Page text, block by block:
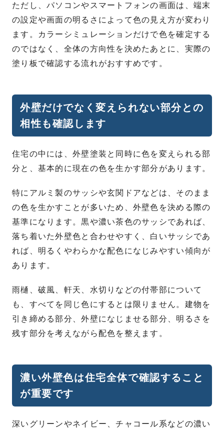
ただし、パソコンやスマートフォンの画面は、端末
の設定や画面の明るさによって色の見え方が変わり
ます。カラーシミュレーションだけで色を確定する
のではなく、全体の方向性を決めたあとに、実際の
塗り板で確認する流れがおすすめです。
外壁だけでなく変えられない部分との
相性も確認します
住宅の中には、外壁塗装と同時に色を変えられる部
分と、基本的に現在の色を生かす部分があります。
特にアルミ製のサッシや玄関ドアなどは、そのまま
の色を生かすことが多いため、外壁色を決める際の
基準になります。黒や濃い茶色のサッシであれば、
落ち着いた外壁色と合わせやすく、白いサッシであ
れば、明るくやわらかな配色になじみやすい傾向が
あります。
雨樋、破風、軒天、水切りなどの付帯部について
も、すべてを同じ色にするとは限りません。建物を
引き締める部分、外壁になじませる部分、明るさを
残す部分を考えながら配色を整えます。
濃い外壁色は住宅全体で確認すること
が重要です
深いグリーンやネイビー、チャコール系などの濃い